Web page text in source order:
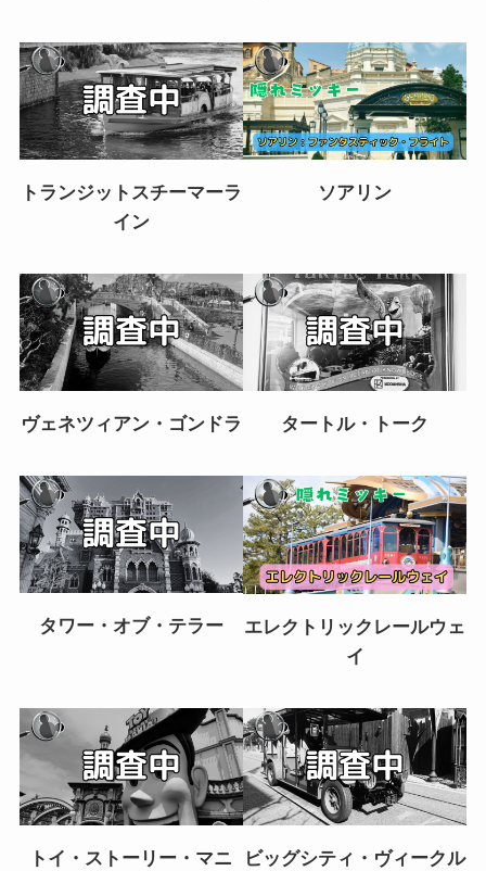
トランジットスチーマーラ
イン
ソアリン
ヴェネツィアン・ゴンドラ タートル・トーク
タワー・オブ・テラー
エレクトリックレールウェ
イ
トイ・ストーリー・マニ ビッグシティ・ヴィークル